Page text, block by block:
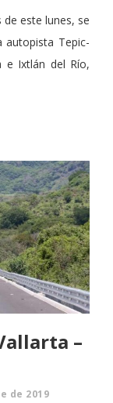
de este lunes, se
autopista Tepic-
e Ixtlán del Río,
–
de 2019